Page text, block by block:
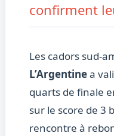
confirment
Les cadors sud-
L’Argentinea
quarts de finale
sur le score de 3
rencontre à